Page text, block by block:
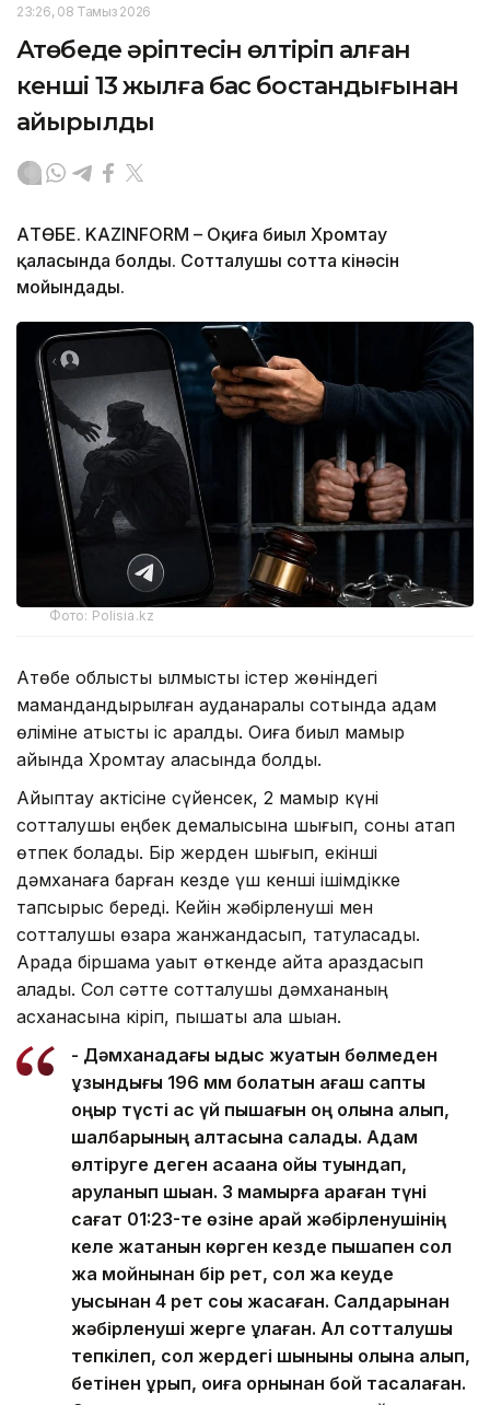
23:26, 08 Тамыз 2026
Ақтөбеде әріптесін өлтіріп алған
кенші 13 жылға бас бостандығынан
айырылды
АҚТӨБЕ. KAZINFORM – Оқиға биыл Хромтау
қаласында болды. Сотталушы сотта кінәсін
мойындады.
Фото: Polisia.kz
Ақтөбе облыстық қылмыстық істер жөніндегі
мамандандырылған ауданаралық сотында адам
өліміне қатысты іс қаралды. Оқиға биыл мамыр
айында Хромтау қаласында болды.
Айыптау актісіне сүйенсек, 2 мамыр күні
сотталушы еңбек демалысына шығып, соны атап
өтпек болады. Бір жерден шығып, екінші
дәмханаға барған кезде үш кенші ішімдікке
тапсырыс береді. Кейін жәбірленуші мен
сотталушы өзара жанжандасып, татуласады.
Арада біршама уақыт өткенде қайта араздасып
қалады. Сол сәтте сотталушы дәмхананың
асханасына кіріп, пышақты ала шыққан.
- Дәмханадағы ыдыс жуатын бөлмеден
ұзындығы 196 мм болатын ағаш сапты
қоңыр түсті ас үй пышағын оң қолына алып,
шалбарының қалтасына салады. Адам
өлтіруге деген қасақана ойы туындап,
қаруланып шыққан. 3 мамырға қараған түні
сағат 01:23-те өзіне қарай жәбірленушінің
келе жатқанын көрген кезде пышақпен сол
жақ мойнынан бір рет, сол жақ кеуде
қуысынан 4 рет соққы жасаған. Салдарынан
жәбірленуші жерге құлаған. Ал сотталушы
тепкілеп, сол жердегі шыныны қолына алып,
бетінен ұрып, оқиға орнынан бой тасалаған.